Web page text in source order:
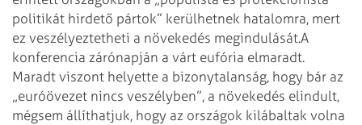
politikát hirdető pártok” kerülhetnek hatalomra, mert
ez veszélyeztetheti a növekedés megindulását.A
konferencia zárónapján a várt eufória elmaradt.
Maradt viszont helyette a bizonytalanság, hogy bár az
„euróövezet nincs veszélyben”, a növekedés elindult,
mégsem állíthatjuk, hogy az országok kilábaltak volna